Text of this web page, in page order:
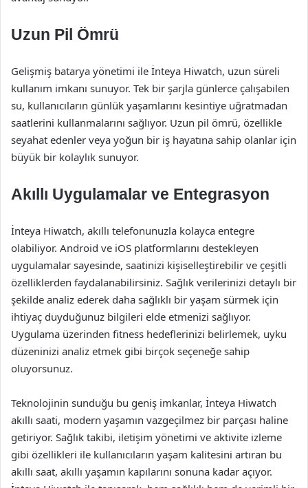
Uzun Pil Ömrü
Gelişmiş batarya yönetimi ile İnteya Hiwatch, uzun süreli
kullanım imkanı sunuyor. Tek bir şarjla günlerce çalışabilen
su, kullanıcıların günlük yaşamlarını kesintiye uğratmadan
saatlerini kullanmalarını sağlıyor. Uzun pil ömrü, özellikle
seyahat edenler veya yoğun bir iş hayatına sahip olanlar için
büyük bir kolaylık sunuyor.
Akıllı Uygulamalar ve Entegrasyon
İnteya Hiwatch, akıllı telefonunuzla kolayca entegre
olabiliyor. Android ve iOS platformlarını destekleyen
uygulamalar sayesinde, saatinizi kişiselleştirebilir ve çeşitli
özelliklerden faydalanabilirsiniz. Sağlık verilerinizi detaylı bir
şekilde analiz ederek daha sağlıklı bir yaşam sürmek için
ihtiyaç duyduğunuz bilgileri elde etmenizi sağlıyor.
Uygulama üzerinden fitness hedeflerinizi belirlemek, uyku
düzeninizi analiz etmek gibi birçok seçeneğe sahip
oluyorsunuz.
Teknolojinin sunduğu bu geniş imkanlar, İnteya Hiwatch
akıllı saati, modern yaşamın vazgeçilmez bir parçası haline
getiriyor. Sağlık takibi, iletişim yönetimi ve aktivite izleme
gibi özellikleri ile kullanıcıların yaşam kalitesini artıran bu
akıllı saat, akıllı yaşamın kapılarını sonuna kadar açıyor.